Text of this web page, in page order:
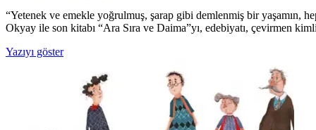
“Yetenek ve emekle yoğrulmuş, şarap gibi demlenmiş bir yaşamın,
Okyay ile son kitabı “Ara Sıra ve Daima”yı, edebiyatı, çevirmen
Yazıyı göster